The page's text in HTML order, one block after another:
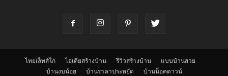
ไทยเล็ทส์โก ไอเดียสร้างบ้าน รีวิวสร้างบ้าน
แบบบ้านสวย
บ้านงบน้อย
บ้านราคาประหยัด บ้านน็อคดาวน์